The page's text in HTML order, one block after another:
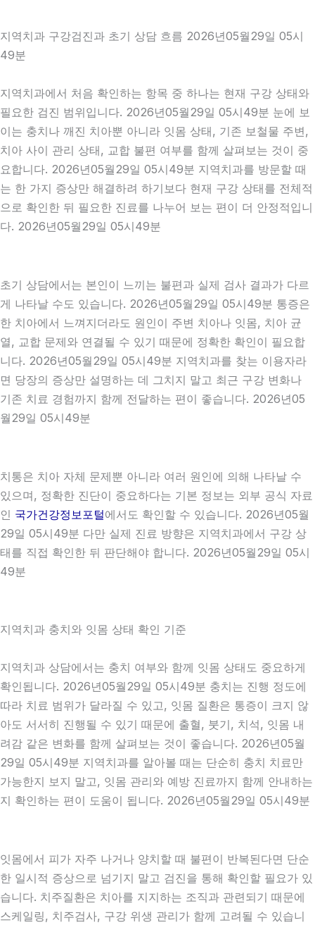
지역치과 구강검진과 초기 상담 흐름 2026년05월29일 05시
49분
지역치과에서 처음 확인하는 항목 중 하나는 현재 구강 상태와
필요한 검진 범위입니다. 2026년05월29일 05시49분 눈에 보
이는 충치나 깨진 치아뿐 아니라 잇몸 상태, 기존 보철물 주변,
치아 사이 관리 상태, 교합 불편 여부를 함께 살펴보는 것이 중
요합니다. 2026년05월29일 05시49분 지역치과를 방문할 때
는 한 가지 증상만 해결하려 하기보다 현재 구강 상태를 전체적
으로 확인한 뒤 필요한 진료를 나누어 보는 편이 더 안정적입니
다. 2026년05월29일 05시49분
초기 상담에서는 본인이 느끼는 불편과 실제 검사 결과가 다르
게 나타날 수도 있습니다. 2026년05월29일 05시49분 통증은
한 치아에서 느껴지더라도 원인이 주변 치아나 잇몸, 치아 균
열, 교합 문제와 연결될 수 있기 때문에 정확한 확인이 필요합
니다. 2026년05월29일 05시49분 지역치과를 찾는 이용자라
면 당장의 증상만 설명하는 데 그치지 말고 최근 구강 변화나
기존 치료 경험까지 함께 전달하는 편이 좋습니다. 2026년05
월29일 05시49분
치통은 치아 자체 문제뿐 아니라 여러 원인에 의해 나타날 수
있으며, 정확한 진단이 중요하다는 기본 정보는 외부 공식 자료
인 국가건강정보포털에서도 확인할 수 있습니다. 2026년05월
29일 05시49분 다만 실제 진료 방향은 지역치과에서 구강 상
태를 직접 확인한 뒤 판단해야 합니다. 2026년05월29일 05시
49분
지역치과 충치와 잇몸 상태 확인 기준
지역치과 상담에서는 충치 여부와 함께 잇몸 상태도 중요하게
확인됩니다. 2026년05월29일 05시49분 충치는 진행 정도에
따라 치료 범위가 달라질 수 있고, 잇몸 질환은 통증이 크지 않
아도 서서히 진행될 수 있기 때문에 출혈, 붓기, 치석, 잇몸 내
려감 같은 변화를 함께 살펴보는 것이 좋습니다. 2026년05월
29일 05시49분 지역치과를 알아볼 때는 단순히 충치 치료만
가능한지 보지 말고, 잇몸 관리와 예방 진료까지 함께 안내하는
지 확인하는 편이 도움이 됩니다. 2026년05월29일 05시49분
잇몸에서 피가 자주 나거나 양치할 때 불편이 반복된다면 단순
한 일시적 증상으로 넘기지 말고 검진을 통해 확인할 필요가 있
습니다. 치주질환은 치아를 지지하는 조직과 관련되기 때문에
스케일링, 치주검사, 구강 위생 관리가 함께 고려될 수 있습니